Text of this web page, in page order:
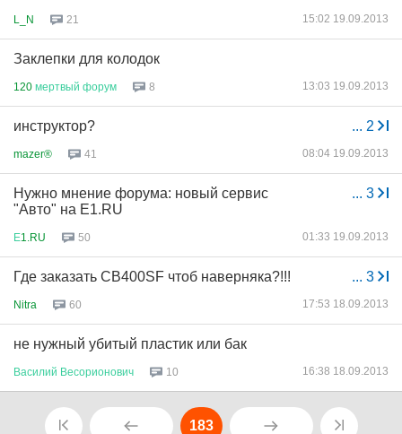
L_N 21 15:02 19.09.2013
Заклепки для колодок
120 мертвый форум 8 13:03 19.09.2013
... 2
инструктор?
mazer® 41 08:04 19.09.2013
... 3
Нужно мнение форума: новый сервис
"Авто" на E1.RU
Е1.RU 50 01:33 19.09.2013
... 3
Где заказать CB400SF чтоб наверняка?!!!
Nitra 60 17:53 18.09.2013
не нужный убитый пластик или бак
Василий Весорионович 10 16:38 18.09.2013
183